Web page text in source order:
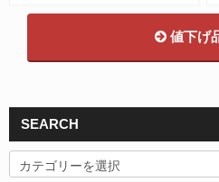
値下げ
SEARCH